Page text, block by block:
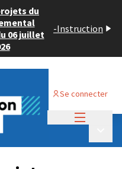
du
06 juillet
-Instruction
Se connecter